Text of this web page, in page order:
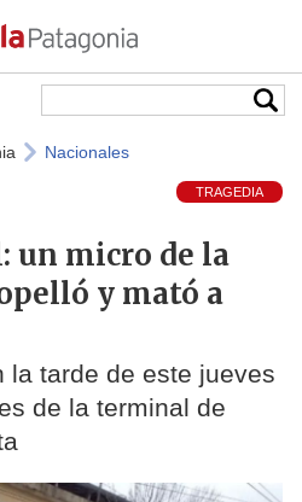
Nacionales
TRAGEDIA
un micro de la
y mató a
la tarde de este jueves
de la terminal de